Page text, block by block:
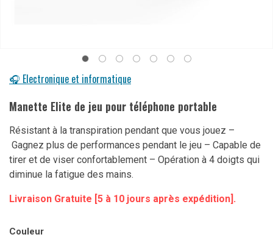
🎧 Electronique et informatique
Manette Elite de jeu pour téléphone portable
Résistant à la transpiration pendant que vous jouez –
Gagnez plus de performances pendant le jeu – Capable de
tirer et de viser confortablement – Opération à 4 doigts qui
diminue la fatigue des mains.
Livraison Gratuite [5 à 10 jours après expédition].
Couleur